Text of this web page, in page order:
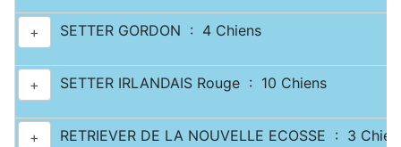
+ SETTER GORDON : 4 Chiens
+ SETTER IRLANDAIS Rouge : 10 Chiens
+ RETRIEVER DE LA NOUVELLE ECOSSE : 3